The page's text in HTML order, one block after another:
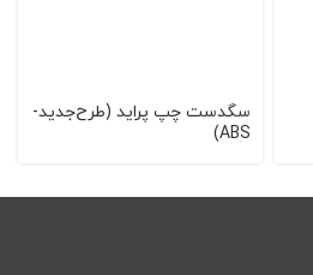
سگدست چپ پرايد (طرح‌جديد-
ABS)